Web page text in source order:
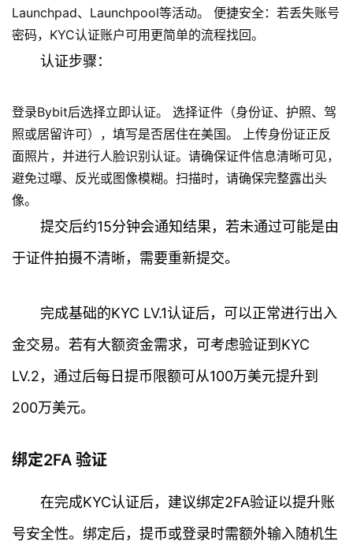
页
Launchpad、Launchpool等活动。 便捷安全：若丢失账号
密码，KYC认证账户可用更简单的流程找回。
认证步骤：
登录Bybit后选择立即认证。 选择证件（身份证、护照、驾
照或居留许可），填写是否居住在美国。 上传身份证正反
面照片，并进行人脸识别认证。请确保证件信息清晰可见，
避免过曝、反光或图像模糊。扫描时，请确保完整露出头
像。
提交后约15分钟会通知结果，若未通过可能是由
于证件拍摄不清晰，需要重新提交。
完成基础的KYC LV.1认证后，可以正常进行出入
金交易。若有大额资金需求，可考虑验证到KYC
LV.2，通过后每日提币限额可从100万美元提升到
200万美元。
绑定2FA 验证
在完成KYC认证后，建议绑定2FA验证以提升账
号安全性。绑定后，提币或登录时需额外输入随机生